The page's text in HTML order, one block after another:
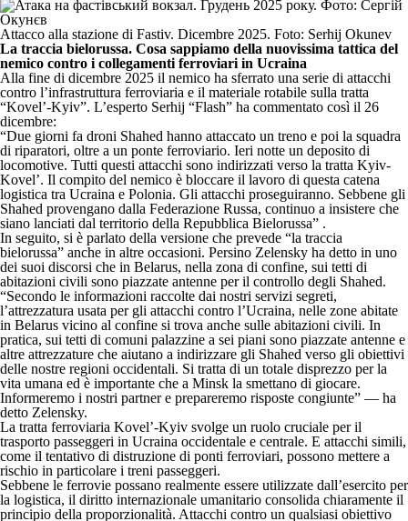
Attacco alla stazione di Fastiv. Dicembre 2025. Foto: Serhij Okunev
La traccia bielorussa. Cosa sappiamo della nuovissima tattica del
nemico contro i collegamenti ferroviari in Ucraina
Alla fine di dicembre 2025 il nemico ha sferrato una serie di attacchi
contro l’infrastruttura ferroviaria e il materiale rotabile sulla tratta
“Kovel’-Kyiv”. L’esperto Serhij “Flash” ha commentato così il 26
dicembre:
“Due giorni fa droni Shahed hanno attaccato un treno e poi la squadra
di riparatori, oltre a un ponte ferroviario. Ieri notte un deposito di
locomotive. Tutti questi attacchi sono indirizzati verso la tratta Kyiv-
Kovel’. Il compito del nemico è bloccare il lavoro di questa catena
logistica tra Ucraina e Polonia. Gli attacchi proseguiranno. Sebbene gli
Shahed provengano dalla Federazione Russa, continuo a insistere che
siano lanciati dal territorio della Repubblica Bielorussa” .
In seguito, si è parlato della versione che prevede “la traccia
bielorussa” anche in altre occasioni. Persino Zelensky ha detto in uno
dei suoi discorsi che in Belarus, nella zona di confine, sui tetti di
abitazioni civili sono piazzate antenne per il controllo degli Shahed.
“Secondo le informazioni raccolte dai nostri servizi segreti,
l’attrezzatura usata per gli attacchi contro l’Ucraina, nelle zone abitate
in Belarus vicino al confine si trova anche sulle abitazioni civili. In
pratica, sui tetti di comuni palazzine a sei piani sono piazzate antenne e
altre attrezzature che aiutano a indirizzare gli Shahed verso gli obiettivi
delle nostre regioni occidentali. Si tratta di un totale disprezzo per la
vita umana ed è importante che a Minsk la smettano di giocare.
Informeremo i nostri partner e prepareremo risposte congiunte” — ha
detto Zelensky.
La tratta ferroviaria Kovel’-Kyiv svolge un ruolo cruciale per il
trasporto passeggeri in Ucraina occidentale e centrale. E attacchi simili,
come il tentativo di distruzione di ponti ferroviari, possono mettere a
rischio in particolare i treni passeggeri.
Sebbene le ferrovie possano realmente essere utilizzate dall’esercito per
la logistica, il diritto internazionale umanitario consolida chiaramente il
principio della proporzionalità. Attacchi contro un qualsiasi obiettivo